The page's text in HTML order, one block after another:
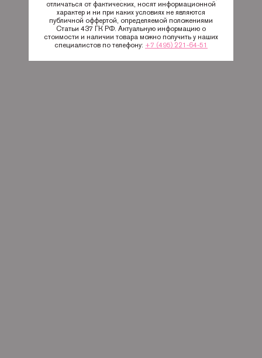
отличаться от фактических, носят информационной
характер и ни при каких условиях не являются
публичной оффертой, определяемой положениями
Статьи 437 ГК РФ. Актуальную информацию о
стоимости и наличии товара можно получить у наших
специалистов по телефону: +7 (495) 221-64-51